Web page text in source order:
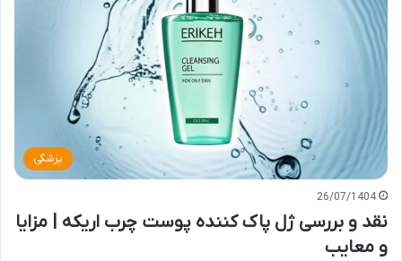
پزشکی
26/07/1404
نقد و بررسی ژل پاک کننده پوست چرب اریکه | مزایا
و معایب